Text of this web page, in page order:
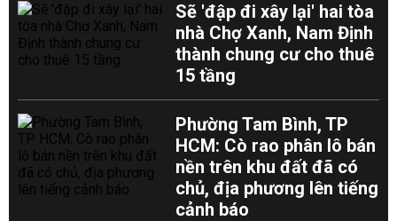
Sẽ 'đập đi xây lại' hai tòa
nhà Chợ Xanh, Nam Định
thành chung cư cho thuê
15 tầng
Phường Tam Bình, TP
HCM: Cò rao phân lô bán
nền trên khu đất đã có
chủ, địa phương lên tiếng
cảnh báo